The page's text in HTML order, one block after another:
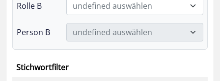
Rolle B undefined auswählen
Person B undefined auswählen
Stichwortfilter